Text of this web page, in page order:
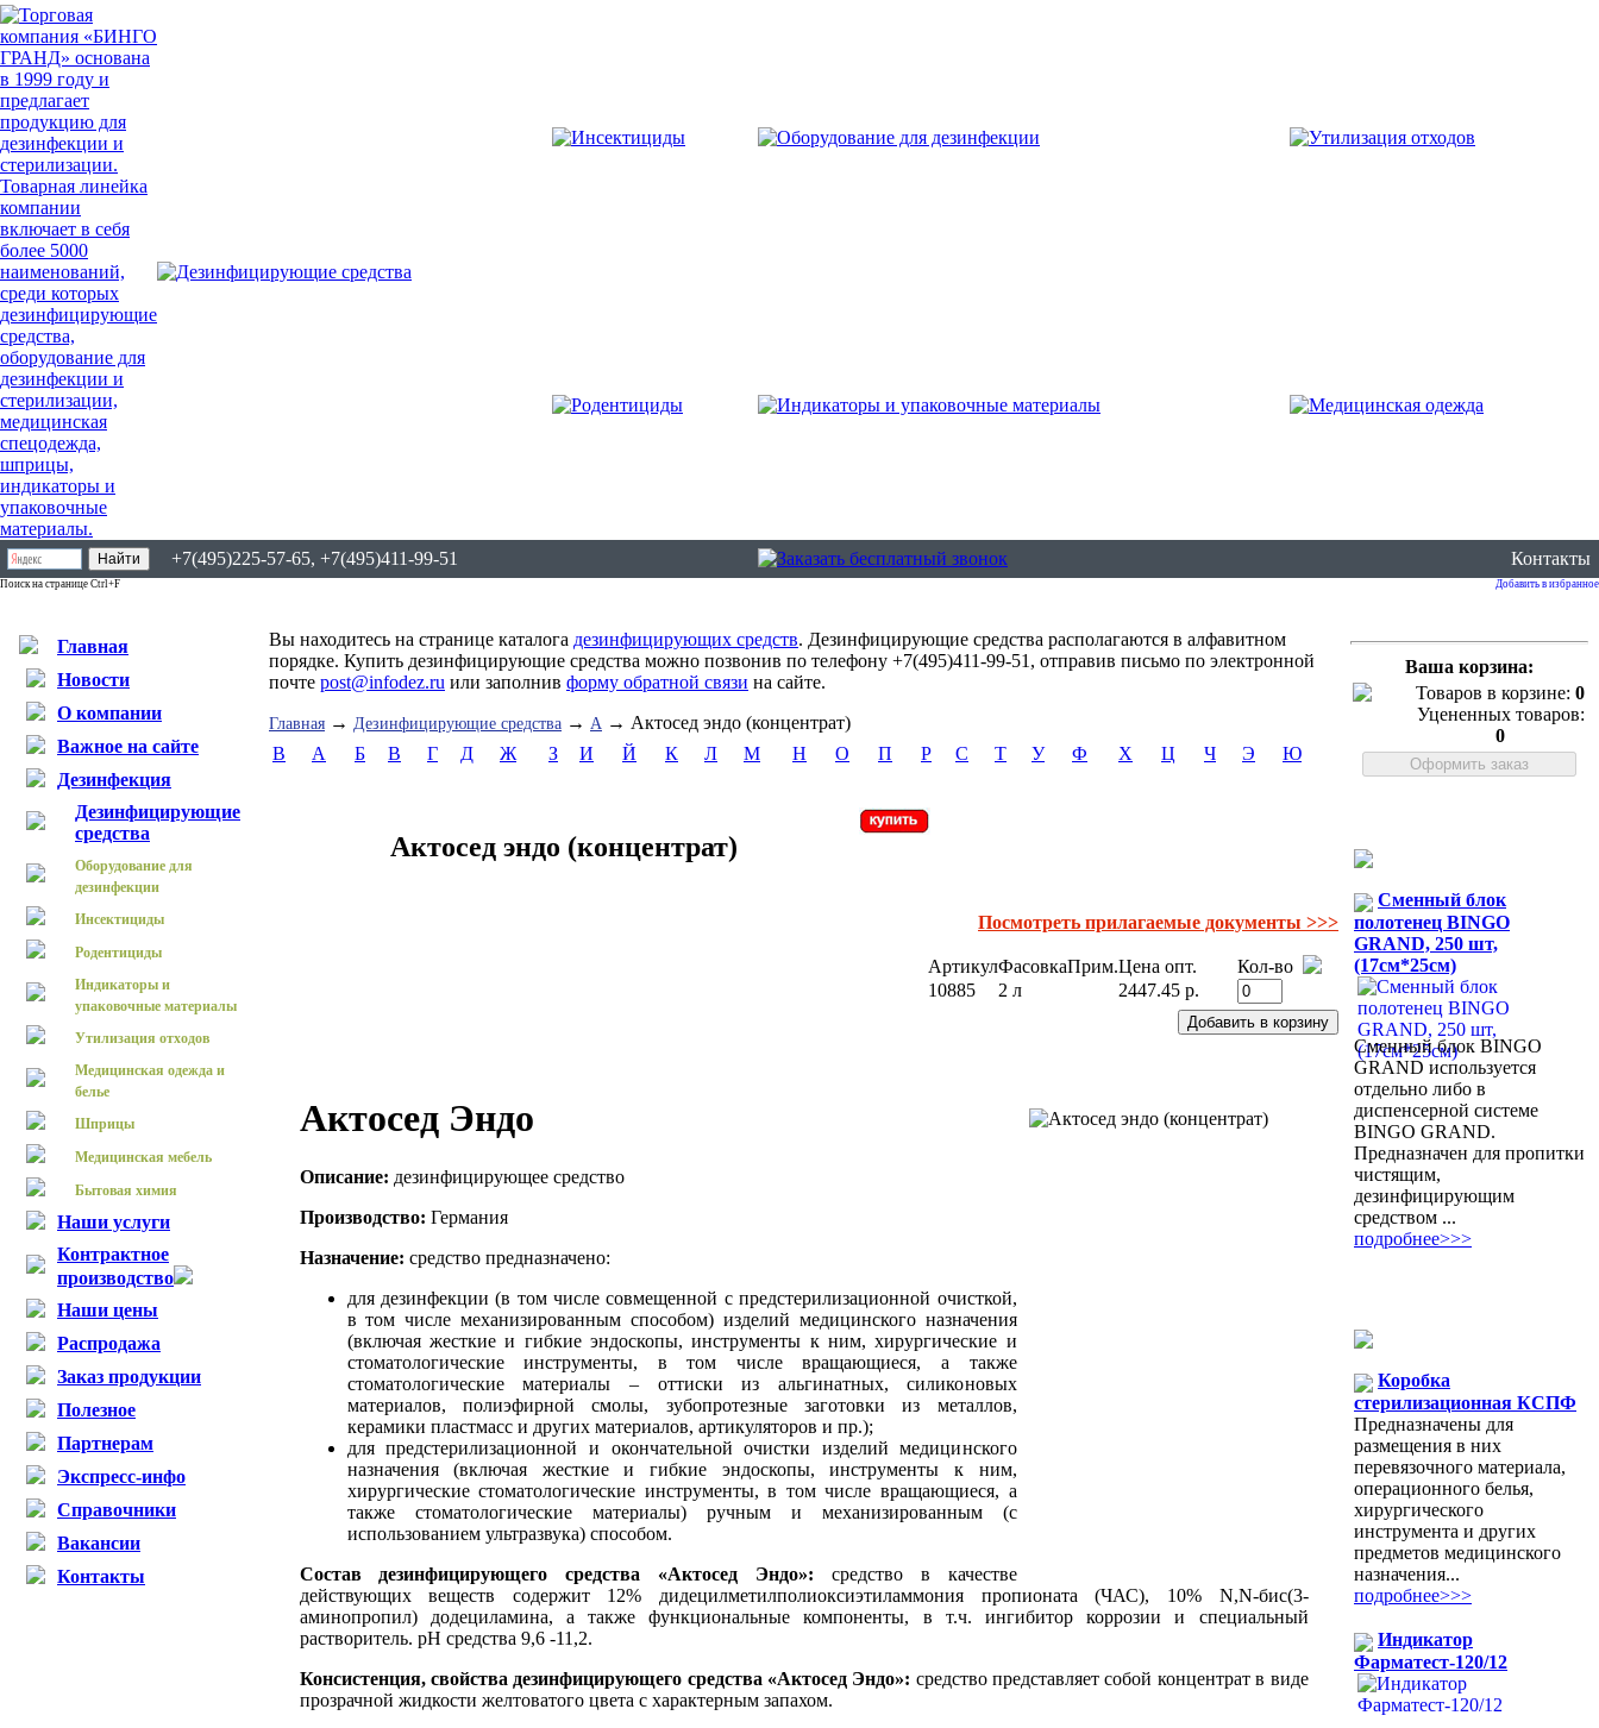
+7(495)225-57-65, +7(495)411-99-51 Контакты
Поиск на странице Ctrl+F Добавить в избранное
Главная
Новости
О компании
Важное на сайте
Дезинфекция
Дезинфицирующие
средства
Оборудование для
дезинфекции
Инсектициды
Родентициды
Индикаторы и
упаковочные материалы
Утилизация отходов
Медицинская одежда и
белье
Шприцы
Медицинская мебель
Бытовая химия
Наши услуги
Контрактное
производство
Наши цены
Распродажа
Заказ продукции
Полезное
Партнерам
Экспресс-инфо
Справочники
Вакансии
Контакты
Вы находитесь на странице каталога дезинфицирующих средств. Дезинфицирующие средства располагаются в алфавитном
порядке. Купить дезинфицирующие средства можно позвонив по телефону +7(495)411-99-51, отправив письмо по электронной
почте post@infodez.ru или заполнив форму обратной связи на сайте.
Главная → Дезинфицирующие средства → А → Актосед эндо (концентрат)
B
А Б В Г Д Ж З И Й К Л М Н О П Р С Т У Ф Х Ц Ч Э Ю
Актосед эндо (концентрат)
Посмотреть прилагаемые документы >>>
АртикулФасовкаПрим.Цена опт.
Кол-во
10885
2 л 2447.45 р.
Актосед Эндо
Описание: дезинфицирующее средство
Производство: Германия
Назначение: средство предназначено:
для дезинфекции (в том числе совмещенной с предстерилизационной очисткой,
в том числе механизированным способом) изделий медицинского назначения
(включая жесткие и гибкие эндоскопы, инструменты к ним, хирургические и
стоматологические инструменты, в том числе вращающиеся, а также
стоматологические материалы – оттиски из альгинатных, силиконовых
материалов, полиэфирной смолы, зубопротезные заготовки из металлов,
керамики пластмасс и других материалов, артикуляторов и пр.);
для предстерилизационной и окончательной очистки изделий медицинского
назначения (включая жесткие и гибкие эндоскопы, инструменты к ним,
хирургические стоматологические инструменты, в том числе вращающиеся, а
также стоматологические материалы) ручным и механизированным (с
использованием ультразвука) способом.
Состав дезинфицирующего средства «Актосед Эндо»: средство в качестве
действующих веществ содержит 12% дидецилметилполиоксиэтиламмония пропионата (ЧАС), 10% N,N-бис(3-
аминопропил) додециламина, а также функциональные компоненты, в т.ч. ингибитор коррозии и специальный
растворитель. рН средства 9,6 -11,2.
Консистенция, свойства дезинфицирующего средства «Актосед Эндо»: средство представляет собой концентрат в виде
прозрачной жидкости желтоватого цвета с характерным запахом.
Ваша корзина:
Товаров в корзине: 0
Уцененных товаров:
0
Сменный блок
полотенец BINGO
GRAND, 250 шт,
(17см*25см)
Сменный блок BINGO
GRAND используется
отдельно либо в
диспенсерной системе
BINGO GRAND.
Предназначен для пропитки
чистящим,
дезинфицирующим
средством ...
подробнее>>>
Коробка
стерилизационная КСПФ
Предназначены для
размещения в них
перевязочного материала,
операционного белья,
хирургического
инструмента и других
предметов медицинского
назначения...
подробнее>>>
Индикатор
Фарматест-120/12